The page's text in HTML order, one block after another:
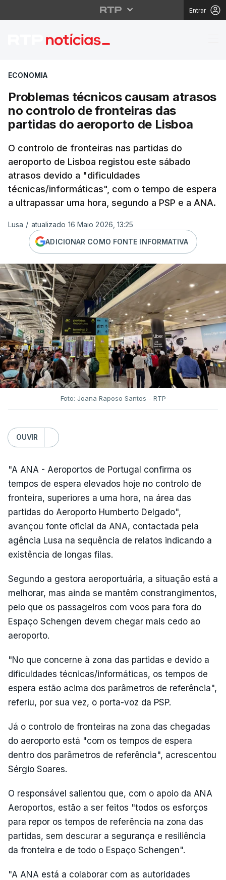
Entrar
Problemas técnicos
ECONOMIA
Problemas técnicos causam atrasos
no controlo de fronteiras das
partidas do aeroporto de Lisboa
O controlo de fronteiras nas partidas do
aeroporto de Lisboa registou este sábado
atrasos devido a "dificuldades
técnicas/informáticas", com o tempo de espera
a ultrapassar uma hora, segundo a PSP e a ANA.
Lusa / atualizado 16 Maio 2026, 13:25
ADICIONAR COMO FONTE INFORMATIVA
Foto: Joana Raposo Santos - RTP
OUVIR
"A ANA - Aeroportos de Portugal confirma os
tempos de espera elevados hoje no controlo de
fronteira, superiores a uma hora, na área das
partidas do Aeroporto Humberto Delgado",
avançou fonte oficial da ANA, contactada pela
agência Lusa na sequência de relatos indicando a
existência de longas filas.
Segundo a gestora aeroportuária, a situação está a
melhorar, mas ainda se mantêm constrangimentos,
pelo que os passageiros com voos para fora do
Espaço Schengen devem chegar mais cedo ao
aeroporto.
"No que concerne à zona das partidas e devido a
dificuldades técnicas/informáticas, os tempos de
espera estão acima dos parâmetros de referência",
referiu, por sua vez, o porta-voz da PSP.
Já o controlo de fronteiras na zona das chegadas
do aeroporto está "com os tempos de espera
dentro dos parâmetros de referência", acrescentou
Sérgio Soares.
O responsável salientou que, com o apoio da ANA
Aeroportos, estão a ser feitos "todos os esforços
para repor os tempos de referência na zona das
partidas, sem descurar a segurança e resiliência
da fronteira e de todo o Espaço Schengen".
"A ANA está a colaborar com as autoridades